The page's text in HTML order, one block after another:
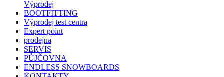
Výprodej
BOOTFITTING
Výprodej test centra
Expert point
prodejna
SERVIS
PŮJČOVNA
ENDLESS SNOWBOARDS